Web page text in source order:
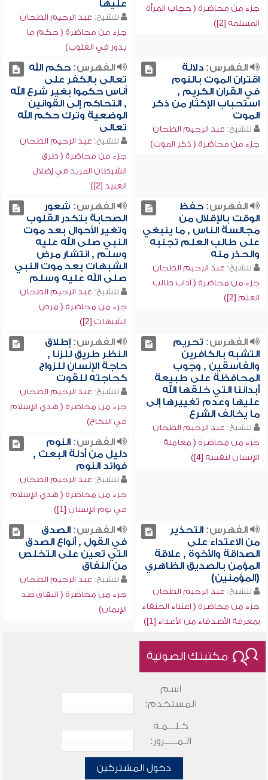
جزء من محاضرة ( حجاب المرأة
المسلمة [2])
عليها
للشيخ: عبد الرحيم الطحان
جزء من محاضرة ( حكم ما
يدور في القلوب)
الفهرس:دلالة
اقتران الموت بالنوم
في القرآن الكريم ,
استحباب الإكثار من ذكر
الموت
للشيخ: عبد الرحيم الطحان
جزء من محاضرة ( ذكر الموت)
الفهرس:حكم الله
تعالى بالكفر على
أناس حكموا بغير شرع الله
, التحاكم إلى القوانين
الوضعية وترك حكم الله
تعالى
للشيخ: عبد الرحيم الطحان
جزء من محاضرة ( طرق
الشيطان المريد في إضلال
العبيد [2])
الفهرس:حفظ
الوقت بالإقلال من
مجالسة الناس , ما ينبغي
على طالب العلم تجنبه
والحذر منه
للشيخ: عبد الرحيم الطحان
جزء من محاضرة ( آداب طالب
العلم [2])
الفهرس: شعور
الصحابة بتكدر القلوب
وتغير الأحوال بعد موت
النبي صلى الله عليه
وسلم , انتشار مرض
الشبهات بعد موت النبي
صلى الله عليه وسلم
للشيخ: عبد الرحيم الطحان
جزء من محاضرة ( مرض
الشبهات [2])
الفهرس: تحريم
التشبه بالكافرين
والفاسقين , وجوب
المحافظة على طبيعة
أبداننا التي خلقها الله
عليها وعدم تغييرها إلى
ما يخالف الشرع
للشيخ: عبد الرحيم الطحان
جزء من محاضرة ( معاملة
الإنسان لنفسه [4])
الفهرس:إطلاق
النظر طريق للزنا ,
حاجة الإنسان للزواج
كحاجته للقوت
للشيخ: عبد الرحيم الطحان
جزء من محاضرة ( هدي الإسلام
في النكاح)
الفهرس:النوم
دليل من أدلة البعث ,
فوائد النوم
للشيخ: عبد الرحيم الطحان
جزء من محاضرة ( هدي الإسلام
في نوم الإنسان [1])
الفهرس:التحذير
من الاعتداء على
الصداقة والأخوة , علاقة
المؤمن بالصديق الظاهري
(المؤمنين)
للشيخ: عبد الرحيم الطحان
جزء من محاضرة ( اعتناء الحنفاء
بمعرفة الأصدقاء من الأعداء [1])
الفهرس:الصدق
في القول , أنواع الصدق
التي تعين على التخلص
من النفاق
للشيخ: عبد الرحيم الطحان
جزء من محاضرة ( النفاق ضد
الإيمان)
مكتبتك الصوتية
اسم
المستخدم:
كـلـــمـة
الـمـــــرور:
دخول المشتركين